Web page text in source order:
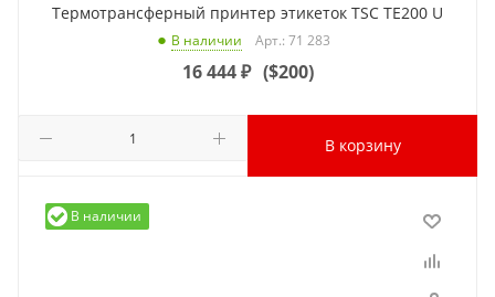
Термотрансферный принтер этикеток TSC TE200 U
В наличии Арт.: 71 283
16 444₽ ($200)
В корзину
В наличии